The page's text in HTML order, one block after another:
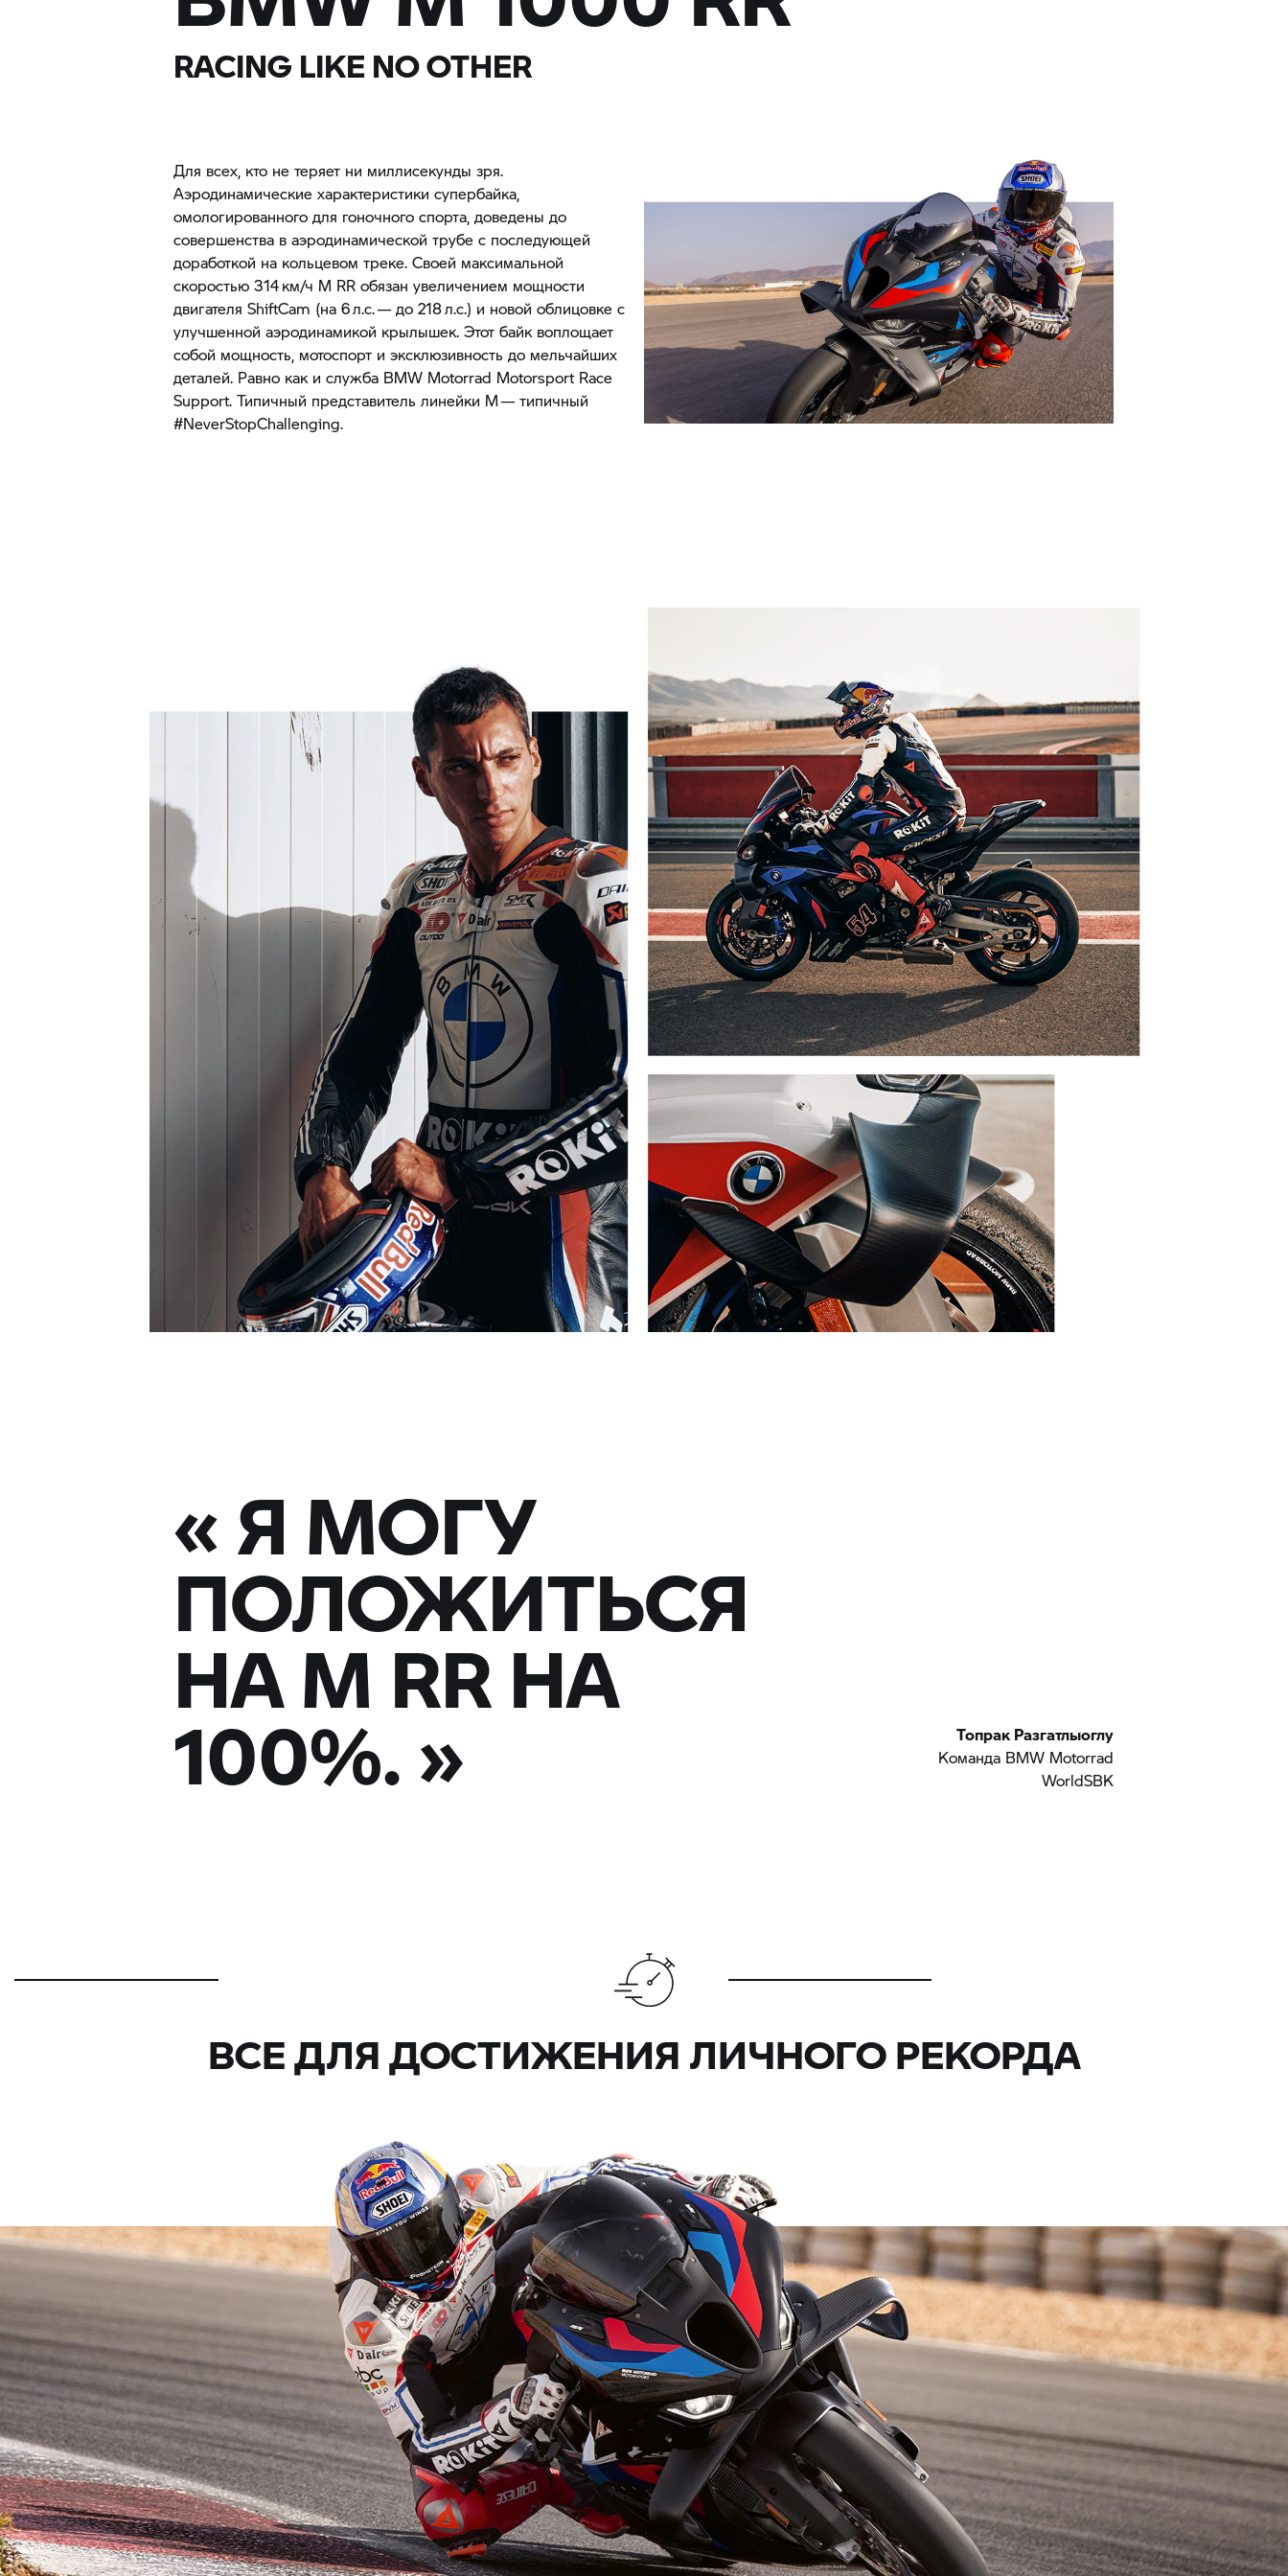
RACING LIKE NO OTHER
Для всех, кто не теряет ни миллисекунды зря.
Аэродинамические характеристики супербайка,
омологированного для гоночного спорта, доведены до
совершенства в аэродинамической трубе с последующей
доработкой на кольцевом треке. Своей максимальной
скоростью 314 км/ч M RR обязан увеличением мощности
двигателя ShiftCam (на 6 л.с. — до 218 л.с.) и новой облицовке с
улучшенной аэродинамикой крылышек. Этот байк воплощает
собой мощность, мотоспорт и эксклюзивность до мельчайших
деталей. Равно как и служба BMW Motorrad Motorsport Race
Support. Типичный представитель линейки М — типичный
#NeverStopChallenging.
«Я МОГУ
ПОЛОЖИТЬСЯ
НА M RR НА
100%.»
Топрак Разгатлыоглу
Команда BMW Motorrad
WorldSBK
ВСЕ ДЛЯ ДОСТИЖЕНИЯ ЛИЧНОГО РЕКОРДА